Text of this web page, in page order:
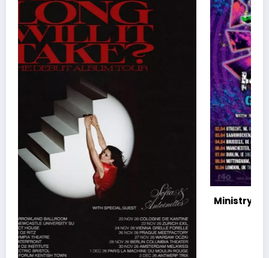
Ministry, Hate To Go – Goodbye Europe 2027